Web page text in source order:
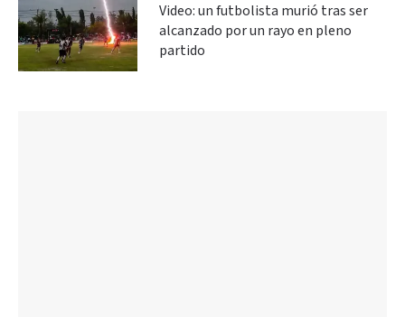
Video: un futbolista murió tras ser
alcanzado por un rayo en pleno
partido